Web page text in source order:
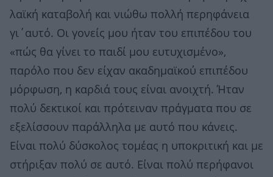
λαϊκή καταβολή και νιώθω πολλή περηφάνεια
γι΄αυτό. Οι γονείς μου ήταν του επιπέδου του
«πώς θα γίνει το παιδί μου ευτυχισμένο»,
παρόλο που δεν είχαν ακαδημαϊκού επιπέδου
μόρφωση, η καρδιά τους είναι ανοιχτή. Ήταν
πολύ δεκτικοί και πρότειναν πράγματα που σε
εξελίσσουν παράλληλα με αυτό που κάνεις.
Είναι πολύ δύσκολος τομέας η υποκριτική και με
στήριξαν πολύ σε αυτό. Είναι πολύ περήφανοι